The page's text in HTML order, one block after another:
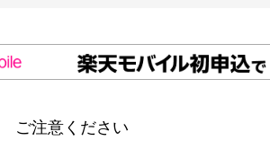
ご注意ください